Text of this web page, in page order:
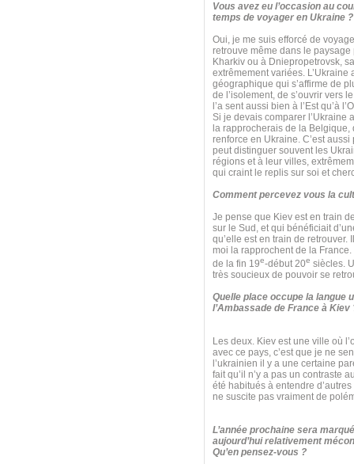
Vous avez eu l’occasion au
temps de voyager en Ukraine
Oui, je me suis efforcé de
retrouve même dans le paysage
Kharkiv ou à Dniepropetrovsk,
extrêmement variées.
géographique qui s’affirme de
de l’isolement, de s’ouvrir vers
l’a sent aussi bien à l’Est qu’à
Si je devais comparer l’Ukraine
la rapprocherais de la Belgique,
renforce en Ukraine. C’est
peut distinguer souvent les
régions et à leur villes,
qui craint le replis sur soi et
Comment percevez vous la
Je pense que Kiev est en train
sur le Sud, et qui bénéficiait
qu’elle est en train de
moi la rapprochent de la
de la fin 19e-début 20e siècles.
très soucieux de pouvoir se
Quelle place occupe la langue
l’Ambassade de France à Kiev
Les deux. Kiev est une ville où
avec ce pays, c’est que je ne
l’ukrainien il y a une certaine
fait qu’il n’y a pas un contraste
été habitués à entendre
ne suscite pas vraiment de
L’année prochaine sera
aujourd’hui relativement
Qu’en pensez-vous ?